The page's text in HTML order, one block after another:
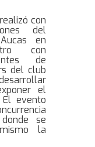
con
del
en
con
de
del club
el
evento
se
la